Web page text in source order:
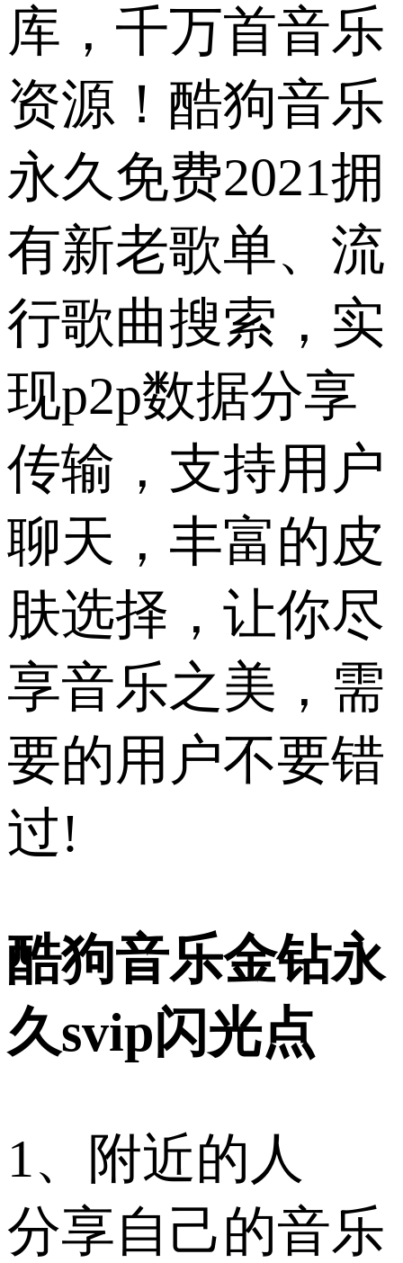
库，千万首音乐
资源！酷狗音乐
永久免费2021拥
有新老歌单、流
行歌曲搜索，实
现p2p数据分享
传输，支持用户
聊天，丰富的皮
肤选择，让你尽
享音乐之美，需
要的用户不要错
过!
酷狗音乐金钻永
久svip闪光点
1、附近的人
分享自己的音乐